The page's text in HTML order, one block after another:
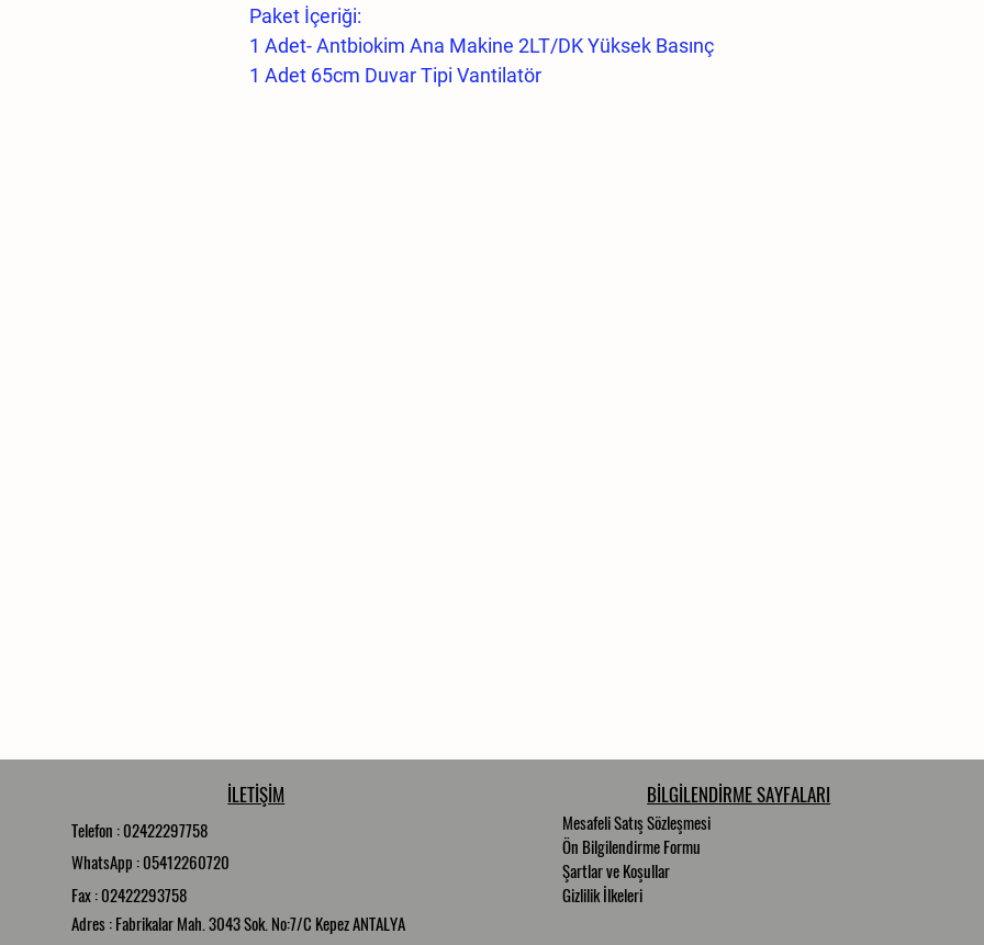
Paket İçeriği:
1 Adet- Antbiokim Ana Makine 2LT/DK Yüksek Basınç
1 Adet 65cm Duvar Tipi Vantilatör
İLETİŞİM
Telefon : 02422297758
WhatsApp : 05412260720
Fax : 02422293758
Adres : Fabrikalar Mah. 3043 Sok. No:7/C Kepez ANTALYA
BİLGİLENDİRME SAYFALARI
Mesafeli Satış Sözleşmesi
Ön Bilgilendirme Formu
Şartlar ve Koşullar
Gizlilik İlkeleri